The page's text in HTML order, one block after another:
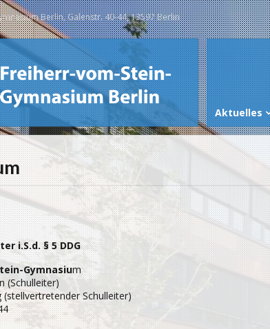
Berlin, Galenstr. 40-44, 13597 Berlin
Aktuelles
i.S.d. § 5 DDG
Gymnasium
(Schulleiter)
(stellvertretender Schulleiter)